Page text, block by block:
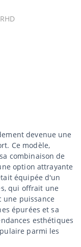
devenue une
Ce modèle,
combinaison de
option attrayante
équipée d'un
qui offrait une
une puissance
épurées et sa
esthétiques
parmi les